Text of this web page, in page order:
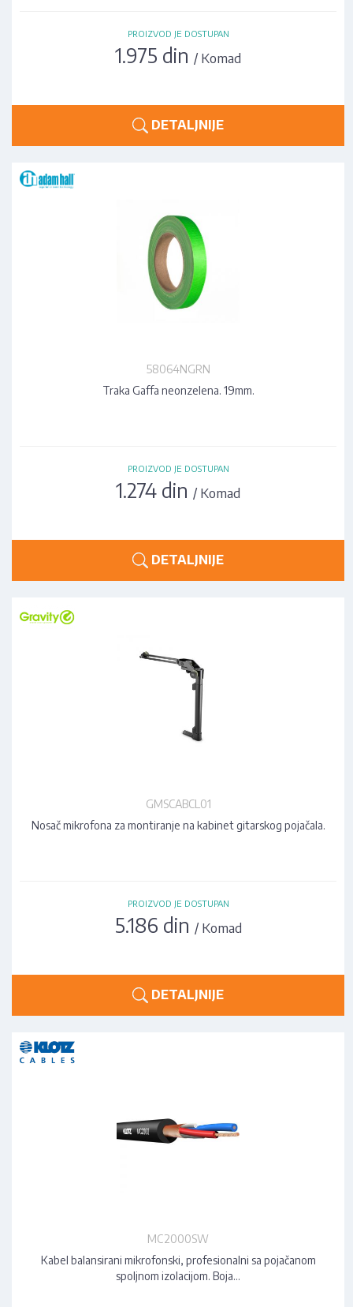
PROIZVOD JE DOSTUPAN
1.975 din / Komad
DETALJNIJE
58064NGRN
Traka Gaffa neonzelena. 19mm.
PROIZVOD JE DOSTUPAN
1.274 din / Komad
DETALJNIJE
GMSCABCL01
Nosač mikrofona za montiranje na kabinet gitarskog pojačala.
PROIZVOD JE DOSTUPAN
5.186 din / Komad
DETALJNIJE
MC2000SW
Kabel balansirani mikrofonski, profesionalni sa pojačanom
spoljnom izolacijom. Boja…